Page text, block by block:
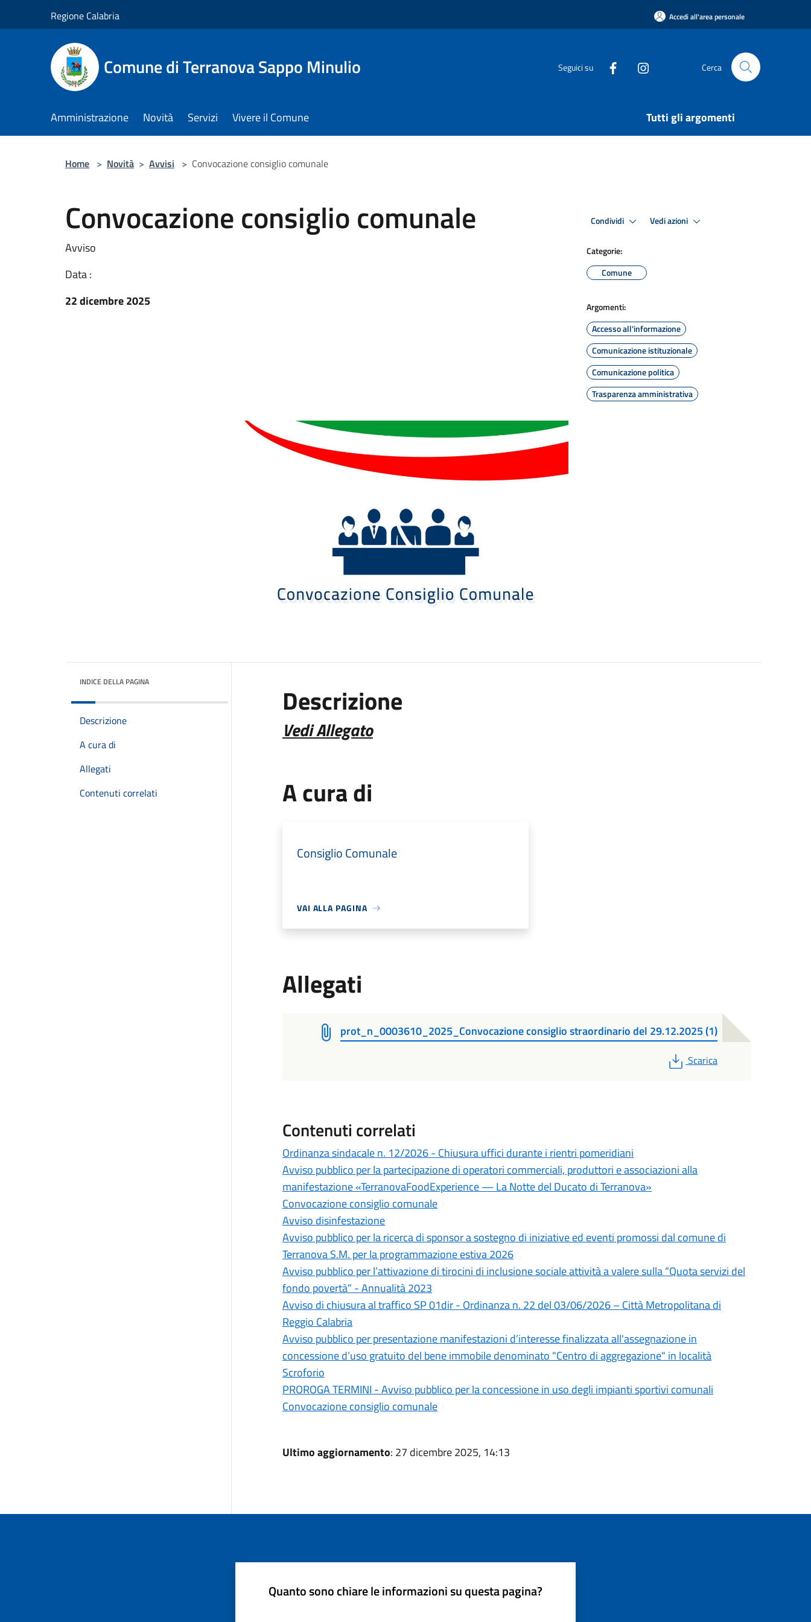
Regione Calabria Accedi all'area personale
Comune di Terranova Sappo Minulio Seguici su Cerca
Amministrazione Novità Servizi Vivere il Comune Tutti gli argomenti
Home > Novità > Avvisi > Convocazione consiglio comunale
Convocazione consiglio comunale
Avviso
Data :
22 dicembre 2025
Condividi Vedi azioni
Categorie:
Comune
Argomenti:
Accesso all'informazione
Comunicazione istituzionale
Comunicazione politica
Trasparenza amministrativa
INDICE DELLA PAGINA
Descrizione
A cura di
Allegati
Contenuti correlati
Descrizione
Vedi Allegato
A cura di
Consiglio Comunale
VAI ALLA PAGINA
Allegati
prot_n_0003610_2025_Convocazione consiglio straordinario del 29.12.2025 (1)
PDF
Scarica
Contenuti correlati
Ordinanza sindacale n. 12/2026 - Chiusura uffici durante i rientri pomeridiani
Avviso pubblico per la partecipazione di operatori commerciali, produttori e associazioni alla
manifestazione «TerranovaFoodExperience — La Notte del Ducato di Terranova»
Convocazione consiglio comunale
Avviso disinfestazione
Avviso pubblico per la ricerca di sponsor a sostegno di iniziative ed eventi promossi dal comune di
Terranova S.M. per la programmazione estiva 2026
Avviso pubblico per l’attivazione di tirocini di inclusione sociale attività a valere sulla “Quota servizi del
fondo povertà” - Annualità 2023
Avviso di chiusura al traffico SP 01dir - Ordinanza n. 22 del 03/06/2026 – Città Metropolitana di
Reggio Calabria
Avviso pubblico per presentazione manifestazioni d’interesse finalizzata all'assegnazione in
concessione d’uso gratuito del bene immobile denominato "Centro di aggregazione" in località
Scroforio
PROROGA TERMINI - Avviso pubblico per la concessione in uso degli impianti sportivi comunali
Convocazione consiglio comunale
Ultimo aggiornamento: 27 dicembre 2025, 14:13
Quanto sono chiare le informazioni su questa pagina?